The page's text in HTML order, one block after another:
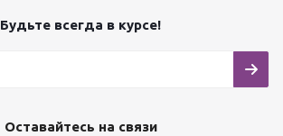
Будьте всегда в курсе!
Оставайтесь на связи